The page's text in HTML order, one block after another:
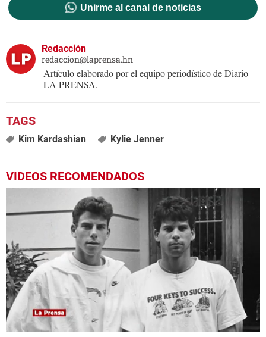
Unirme al canal de noticias
Redacción
redaccion@laprensa.hn
Artículo elaborado por el equipo periodístico de Diario
LA PRENSA.
Kim Kardashian Kylie Jenner
VIDEOS RECOMENDADOS